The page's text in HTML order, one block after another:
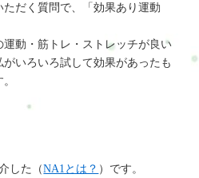
だく質問で、「効果あり運動
運動・筋トレ・ストレッチが良い
いろいろ試して効果があったも
した（NA1とは？ ）です。